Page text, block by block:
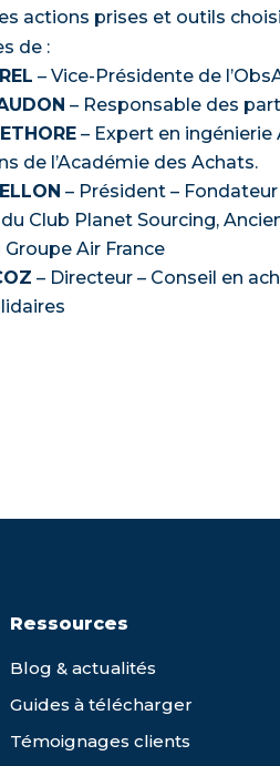
actions prises et outils
de :
– Vice-Présidente de
– Responsable des
– Expert en ingénierie
de l’Académie des Achats.
– Président –
Club Planet Sourcing,
Air France
– Directeur – Conseil en
Ressources
Blog & actualités
Guides à télécharger
Témoignages clients